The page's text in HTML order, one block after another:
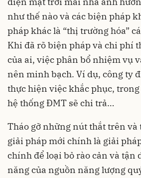
như thế nào và các biện pháp
pháp khác là “thị trường hóa”
Khi đã rõ biện pháp và chi phí
của ai, việc phân bổ nhiệm vụ
nên minh bạch. Ví dụ, công ty
thực hiện việc khắc phục,
hệ thống ĐMT sẽ chi trả…
Tháo gỡ những nút thắt trên và
giải pháp mới chính là giải
chính để loại bỏ rào cản và tận
năng của nguồn năng lượng